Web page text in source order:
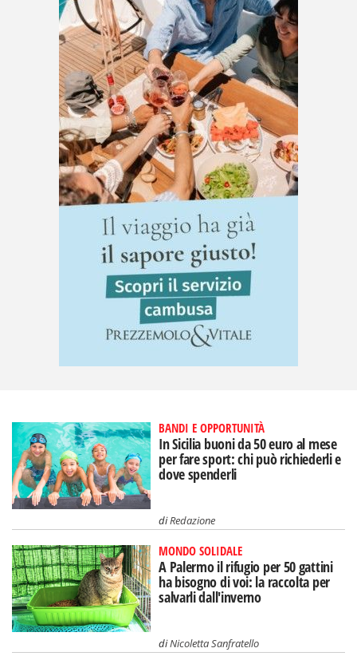
BANDI E OPPORTUNITÀ
In Sicilia buoni da 50 euro al mese
per fare sport: chi può richiederli e
dove spenderli
diRedazione
MONDO SOLIDALE
A Palermo il rifugio per 50 gattini
ha bisogno di voi: la raccolta per
salvarli dall'inverno
diNicoletta Sanfratello